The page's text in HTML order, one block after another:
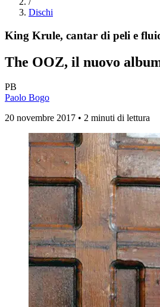
Dischi
King Krule, cantar di peli e
The OOZ, il nuovo
PB
Paolo Bogo
20 novembre 2017 • 2 minuti di lettura